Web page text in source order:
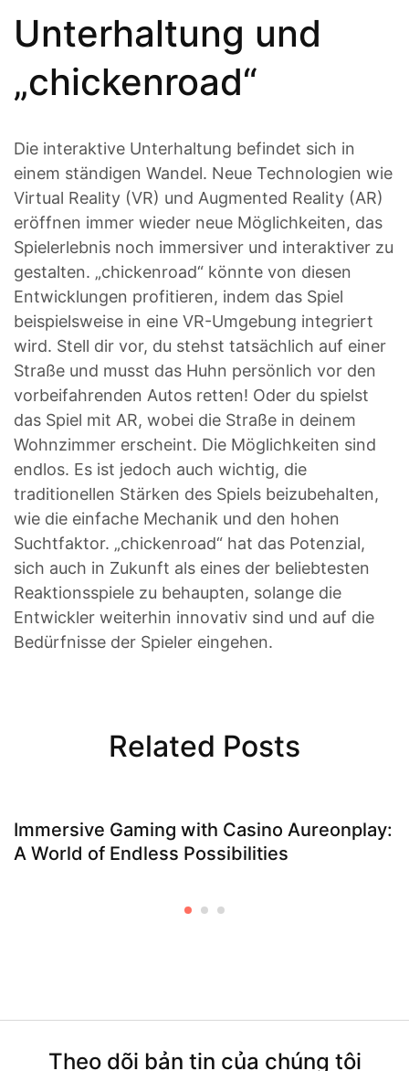
Unterhaltung und
„chickenroad“
Die interaktive Unterhaltung befindet sich in
einem ständigen Wandel. Neue Technologien wie
Virtual Reality (VR) und Augmented Reality (AR)
eröffnen immer wieder neue Möglichkeiten, das
Spielerlebnis noch immersiver und interaktiver zu
gestalten. „chickenroad“ könnte von diesen
Entwicklungen profitieren, indem das Spiel
beispielsweise in eine VR-Umgebung integriert
wird. Stell dir vor, du stehst tatsächlich auf einer
Straße und musst das Huhn persönlich vor den
vorbeifahrenden Autos retten! Oder du spielst
das Spiel mit AR, wobei die Straße in deinem
Wohnzimmer erscheint. Die Möglichkeiten sind
endlos. Es ist jedoch auch wichtig, die
traditionellen Stärken des Spiels beizubehalten,
wie die einfache Mechanik und den hohen
Suchtfaktor. „chickenroad“ hat das Potenzial,
sich auch in Zukunft als eines der beliebtesten
Reaktionsspiele zu behaupten, solange die
Entwickler weiterhin innovativ sind und auf die
Bedürfnisse der Spieler eingehen.
Related Posts
Immersive Gaming with Casino Aureonplay:
A World of Endless Possibilities
Theo dõi bản tin của chúng tôi